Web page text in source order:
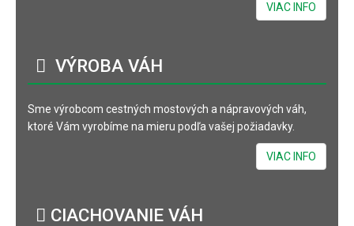
VIAC INFO
VÝROBA VÁH
Sme výrobcom cestných mostových a nápravových váh,
ktoré Vám vyrobíme na mieru podľa vašej požiadavky.
VIAC INFO
CIACHOVANIE VÁH